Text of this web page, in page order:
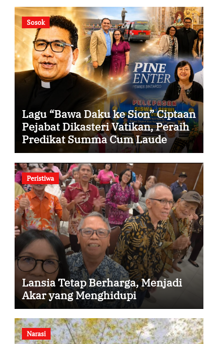
Sosok
Lagu “Bawa Daku ke Sion” Ciptaan
Pejabat Dikasteri Vatikan, Peraih
Predikat Summa Cum Laude
Peristiwa
Lansia Tetap Berharga, Menjadi
Akar yang Menghidupi
Narasi